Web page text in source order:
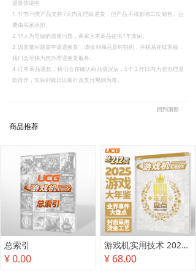
回到顶部
商品推荐
退换货说明
1. 非书刊类产品支持7天内无理由退货，但产品不得影响二次销售。运
费由买家承担。
2. 非人为导致的质量问题，商家为本商品提供1年质保。
3. 因质量问题需申请退换货，请收到商品及时拍照，并联系在线客服，
我们会尽快为您办理退换货服务。
4. 订单商品退款，我们会在确认商品情况后，5个工作日内为您办理退
款操作，实际到账日以银行及支付规则为准。
总索引
¥ 0.00
游戏机实用技术 2025年度盘点
¥ 68.00